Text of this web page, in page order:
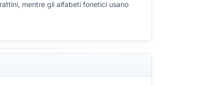
mentre gli alfabeti fonetici usano